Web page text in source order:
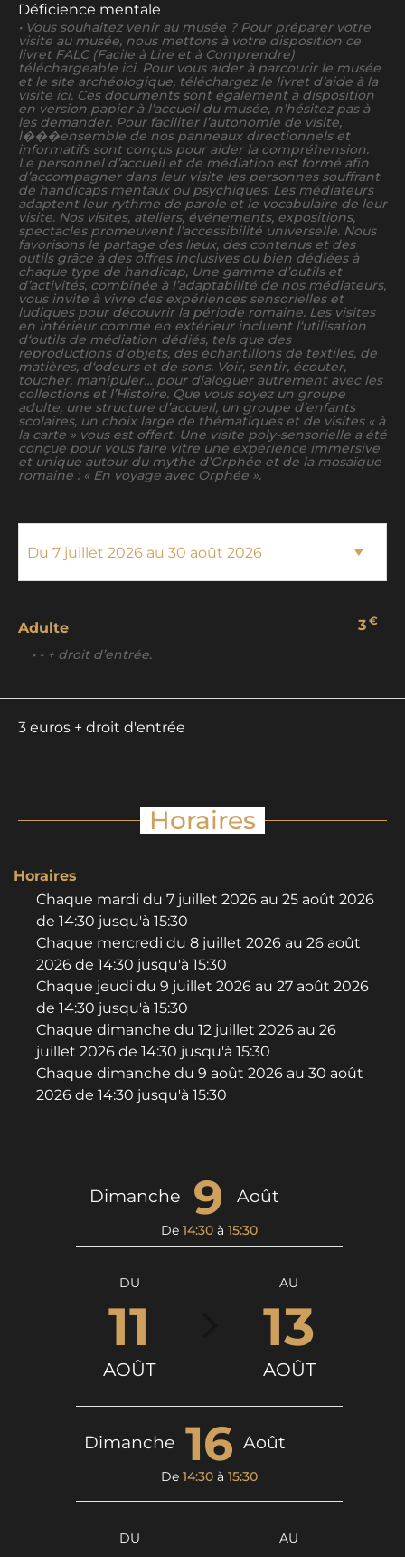
Déficience mentale
• Vous souhaitez venir au musée ? Pour préparer votre
visite au musée, nous mettons à votre disposition ce
livret FALC (Facile à Lire et à Comprendre)
téléchargeable ici. Pour vous aider à parcourir le musée
et le site archéologique, téléchargez le livret d’aide à la
visite ici. Ces documents sont également à disposition
en version papier à l’accueil du musée, n’hésitez pas à
les demander. Pour faciliter l’autonomie de visite,
l���ensemble de nos panneaux directionnels et
informatifs sont conçus pour aider la compréhension.
Le personnel d’accueil et de médiation est formé afin
d’accompagner dans leur visite les personnes souffrant
de handicaps mentaux ou psychiques. Les médiateurs
adaptent leur rythme de parole et le vocabulaire de leur
visite. Nos visites, ateliers, événements, expositions,
spectacles promeuvent l’accessibilité universelle. Nous
favorisons le partage des lieux, des contenus et des
outils grâce à des offres inclusives ou bien dédiées à
chaque type de handicap, Une gamme d’outils et
d’activités, combinée à l’adaptabilité de nos médiateurs,
vous invite à vivre des expériences sensorielles et
ludiques pour découvrir la période romaine. Les visites
en intérieur comme en extérieur incluent l‘utilisation
d‘outils de médiation dédiés, tels que des
reproductions d‘objets, des échantillons de textiles, de
matières, d‘odeurs et de sons. Voir, sentir, écouter,
toucher, manipuler… pour dialoguer autrement avec les
collections et l’Histoire. Que vous soyez un groupe
adulte, une structure d’accueil, un groupe d’enfants
scolaires, un choix large de thématiques et de visites « à
la carte » vous est offert. Une visite poly-sensorielle a été
conçue pour vous faire vitre une expérience immersive
et unique autour du mythe d’Orphée et de la mosaïque
romaine : « En voyage avec Orphée ».
Adulte 3 €
• - + droit d’entrée.
3 euros + droit d'entrée
Horaires
Horaires
Chaque mardi du 7 juillet 2026 au 25 août 2026
de 14:30 jusqu'à 15:30
Chaque mercredi du 8 juillet 2026 au 26 août
2026 de 14:30 jusqu'à 15:30
Chaque jeudi du 9 juillet 2026 au 27 août 2026
de 14:30 jusqu'à 15:30
Chaque dimanche du 12 juillet 2026 au 26
juillet 2026 de 14:30 jusqu'à 15:30
Chaque dimanche du 9 août 2026 au 30 août
2026 de 14:30 jusqu'à 15:30
Dimanche 9 Août
De 14:30 à 15:30
DU
11
AOÛT
AU
13
AOÛT
Dimanche 16 Août
De 14:30 à 15:30
DU AU